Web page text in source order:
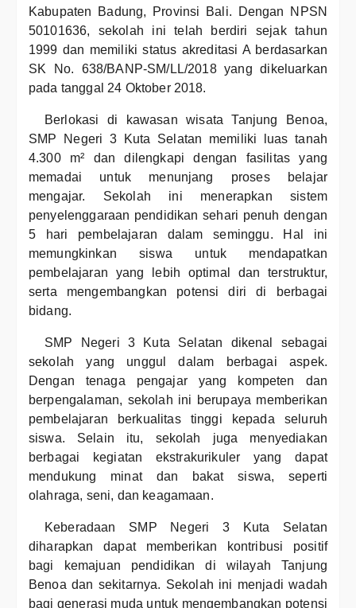
Kabupaten Badung, Provinsi Bali. Dengan NPSN
50101636, sekolah ini telah berdiri sejak tahun
1999 dan memiliki status akreditasi A berdasarkan
SK No. 638/BANP-SM/LL/2018 yang dikeluarkan
pada tanggal 24 Oktober 2018.
Berlokasi di kawasan wisata Tanjung Benoa,
SMP Negeri 3 Kuta Selatan memiliki luas tanah
4.300 m² dan dilengkapi dengan fasilitas yang
memadai untuk menunjang proses belajar
mengajar. Sekolah ini menerapkan sistem
penyelenggaraan pendidikan sehari penuh dengan
5 hari pembelajaran dalam seminggu. Hal ini
memungkinkan siswa untuk mendapatkan
pembelajaran yang lebih optimal dan terstruktur,
serta mengembangkan potensi diri di berbagai
bidang.
SMP Negeri 3 Kuta Selatan dikenal sebagai
sekolah yang unggul dalam berbagai aspek.
Dengan tenaga pengajar yang kompeten dan
berpengalaman, sekolah ini berupaya memberikan
pembelajaran berkualitas tinggi kepada seluruh
siswa. Selain itu, sekolah juga menyediakan
berbagai kegiatan ekstrakurikuler yang dapat
mendukung minat dan bakat siswa, seperti
olahraga, seni, dan keagamaan.
Keberadaan SMP Negeri 3 Kuta Selatan
diharapkan dapat memberikan kontribusi positif
bagi kemajuan pendidikan di wilayah Tanjung
Benoa dan sekitarnya. Sekolah ini menjadi wadah
bagi generasi muda untuk mengembangkan potensi